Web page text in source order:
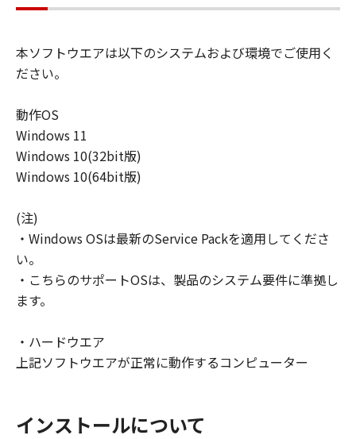
本ソフトウエアは以下のシステムおよび環境でご使用く
ださい。
動作OS
Windows 11
Windows 10(32bit版)
Windows 10(64bit版)
(注)
・Windows OSは最新のService Packを適用してくださ
い。
・こちらのサポートOSは、製品のシステム要件に準拠し
ます。
・ハードウエア
上記ソフトウエアが正常に動作するコンピューター
インストールについて